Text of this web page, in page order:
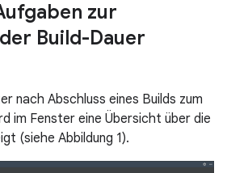
zur
Build-Dauer
nach Abschluss eines Builds zum
im Fenster eine Übersicht über die
(siehe Abbildung 1).